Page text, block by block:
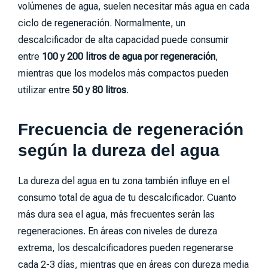
volúmenes de agua, suelen necesitar más agua en cada
ciclo de regeneración. Normalmente, un
descalcificador de alta capacidad puede consumir
entre 100 y 200 litros de agua por regeneración,
mientras que los modelos más compactos pueden
utilizar entre 50 y 80 litros.
Frecuencia de regeneración
según la dureza del agua
La dureza del agua en tu zona también influye en el
consumo total de agua de tu descalcificador. Cuanto
más dura sea el agua, más frecuentes serán las
regeneraciones. En áreas con niveles de dureza
extrema, los descalcificadores pueden regenerarse
cada 2-3 días, mientras que en áreas con dureza media